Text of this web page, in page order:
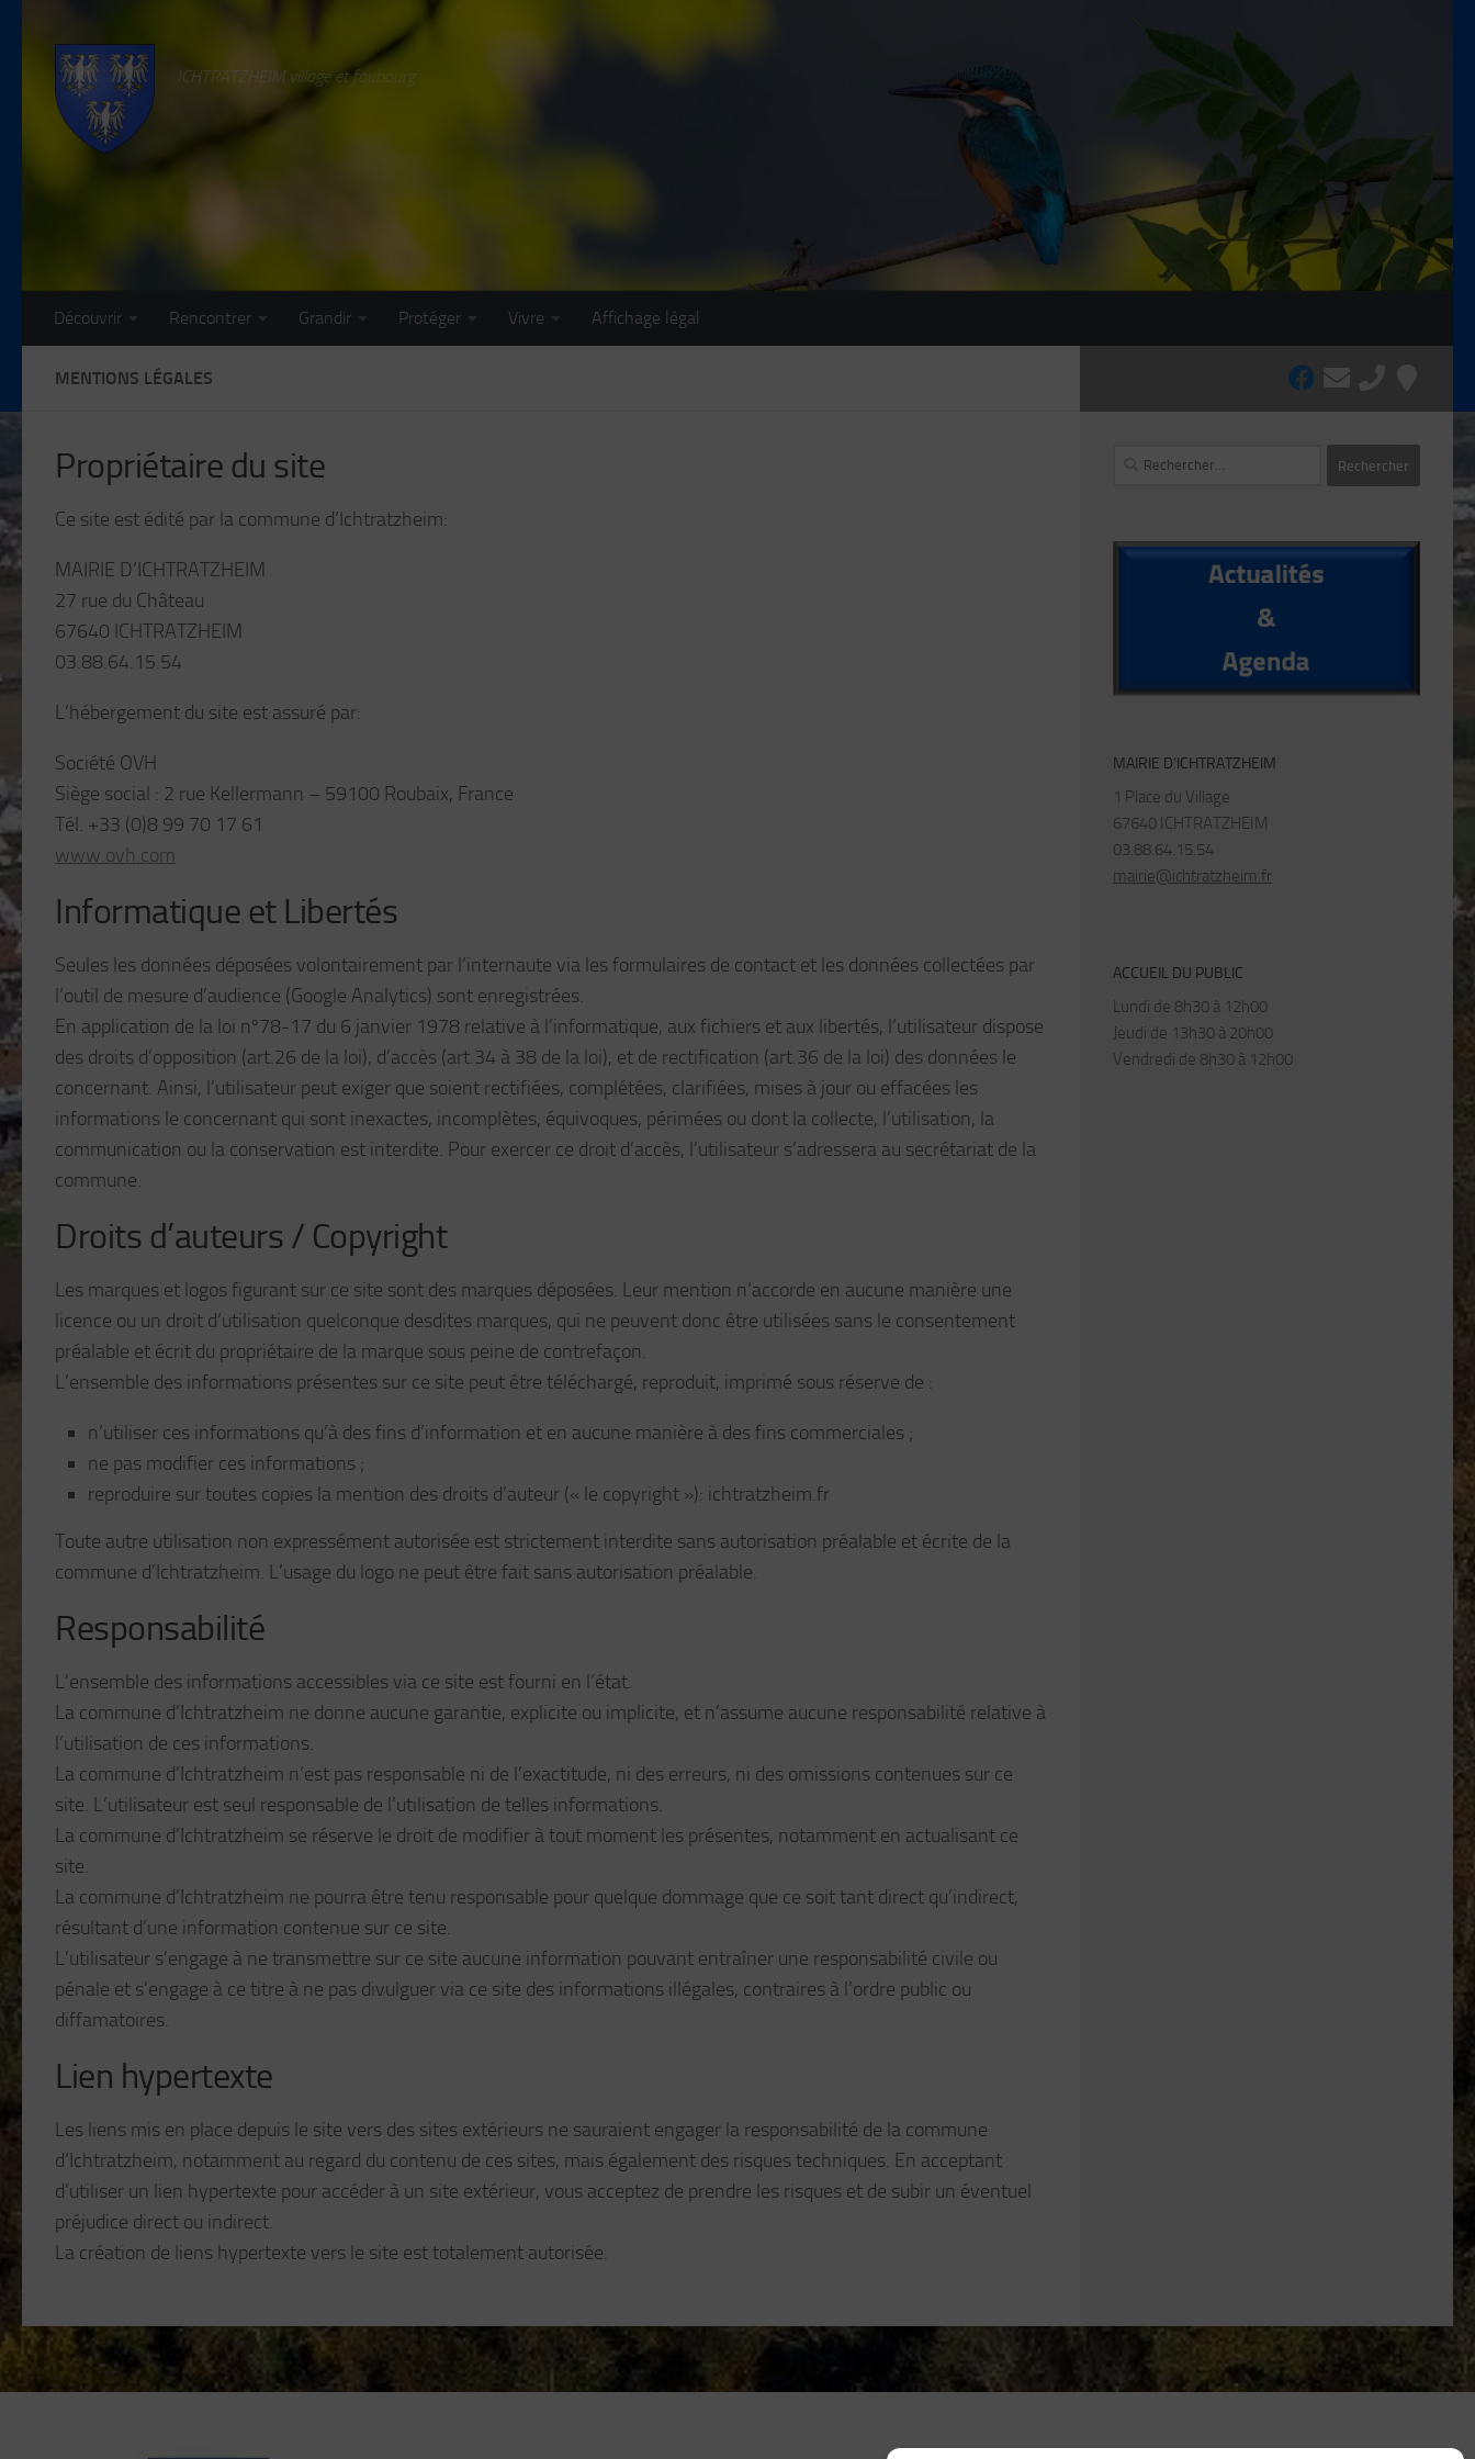
ICHTRATZHEIM village et faubourg
Découvrir Rencontrer Grandir Protéger Vivre Affichage légal
MENTIONS LÉGALES
Propriétaire du site
Ce site est édité par la commune d’Ichtratzheim:
MAIRIE D’ICHTRATZHEIM
27 rue du Château
67640 ICHTRATZHEIM
03.88.64.15.54
L’hébergement du site est assuré par:
Société OVH
Siège social : 2 rue Kellermann – 59100 Roubaix, France
Tél. +33 (0)8 99 70 17 61
www.ovh.com
Informatique et Libertés
Seules les données déposées volontairement par l’internaute via les formulaires de contact et les données collectées par
l’outil de mesure d’audience (Google Analytics) sont enregistrées.
En application de la loi nº78-17 du 6 janvier 1978 relative à l’informatique, aux fichiers et aux libertés, l’utilisateur dispose
des droits d’opposition (art.26 de la loi), d’accès (art.34 à 38 de la loi), et de rectification (art.36 de la loi) des données le
concernant. Ainsi, l’utilisateur peut exiger que soient rectifiées, complétées, clarifiées, mises à jour ou effacées les
informations le concernant qui sont inexactes, incomplètes, équivoques, périmées ou dont la collecte, l’utilisation, la
communication ou la conservation est interdite. Pour exercer ce droit d’accès, l’utilisateur s’adressera au secrétariat de la
commune.
Droits d’auteurs / Copyright
Les marques et logos figurant sur ce site sont des marques déposées. Leur mention n’accorde en aucune manière une
licence ou un droit d’utilisation quelconque desdites marques, qui ne peuvent donc être utilisées sans le consentement
préalable et écrit du propriétaire de la marque sous peine de contrefaçon.
L’ensemble des informations présentes sur ce site peut être téléchargé, reproduit, imprimé sous réserve de :
n’utiliser ces informations qu’à des fins d’information et en aucune manière à des fins commerciales ;
ne pas modifier ces informations ;
reproduire sur toutes copies la mention des droits d’auteur (« le copyright »): ichtratzheim.fr
Toute autre utilisation non expressément autorisée est strictement interdite sans autorisation préalable et écrite de la
commune d’Ichtratzheim. L’usage du logo ne peut être fait sans autorisation préalable.
Responsabilité
L’ensemble des informations accessibles via ce site est fourni en l’état.
La commune d’Ichtratzheim ne donne aucune garantie, explicite ou implicite, et n’assume aucune responsabilité relative à
l’utilisation de ces informations.
La commune d’Ichtratzheim n’est pas responsable ni de l’exactitude, ni des erreurs, ni des omissions contenues sur ce
site. L’utilisateur est seul responsable de l’utilisation de telles informations.
La commune d’Ichtratzheim se réserve le droit de modifier à tout moment les présentes, notamment en actualisant ce
site.
La commune d’Ichtratzheim ne pourra être tenu responsable pour quelque dommage que ce soit tant direct qu’indirect,
résultant d’une information contenue sur ce site.
L’utilisateur s’engage à ne transmettre sur ce site aucune information pouvant entraîner une responsabilité civile ou
pénale et s’engage à ce titre à ne pas divulguer via ce site des informations illégales, contraires à l’ordre public ou
diffamatoires.
Lien hypertexte
Les liens mis en place depuis le site vers des sites extérieurs ne sauraient engager la responsabilité de la commune
d’Ichtratzheim, notamment au regard du contenu de ces sites, mais également des risques techniques. En acceptant
d’utiliser un lien hypertexte pour accéder à un site extérieur, vous acceptez de prendre les risques et de subir un éventuel
préjudice direct ou indirect.
La création de liens hypertexte vers le site est totalement autorisée.
Rechercher :
MAIRIE D’ICHTRATZHEIM
1 Place du Village
67640 ICHTRATZHEIM
03.88.64.15.54
mairie@ichtratzheim.fr
ACCUEIL DU PUBLIC
Lundi de 8h30 à 12h00
Jeudi de 13h30 à 20h00
Vendredi de 8h30 à 12h00